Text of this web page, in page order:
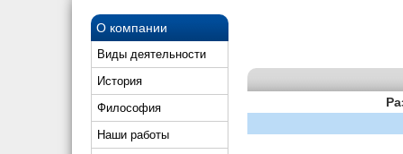
О компании
Виды деятельности
История
Философия
Наши работы